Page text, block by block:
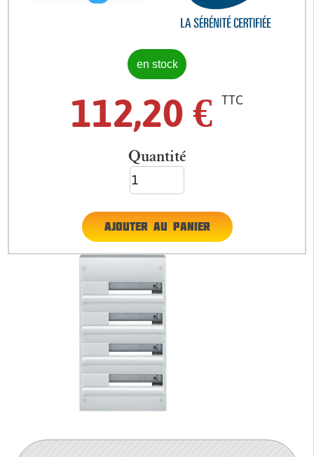
en stock
112,20 € TTC
Quantité